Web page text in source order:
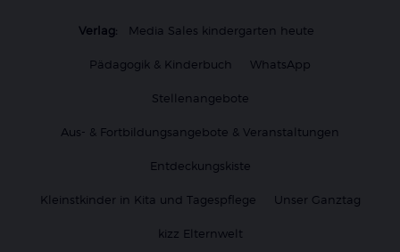
Verlag: Media Sales kindergarten heute
Pädagogik & Kinderbuch WhatsApp
Stellenangebote
Aus- & Fortbildungsangebote & Veranstaltungen
Entdeckungskiste
Kleinstkinder in Kita und Tagespflege Unser Ganztag
kizz Elternwelt